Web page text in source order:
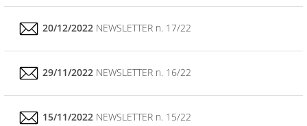
20/12/2022 NEWSLETTER n. 17/22
29/11/2022 NEWSLETTER n. 16/22
15/11/2022 NEWSLETTER n. 15/22